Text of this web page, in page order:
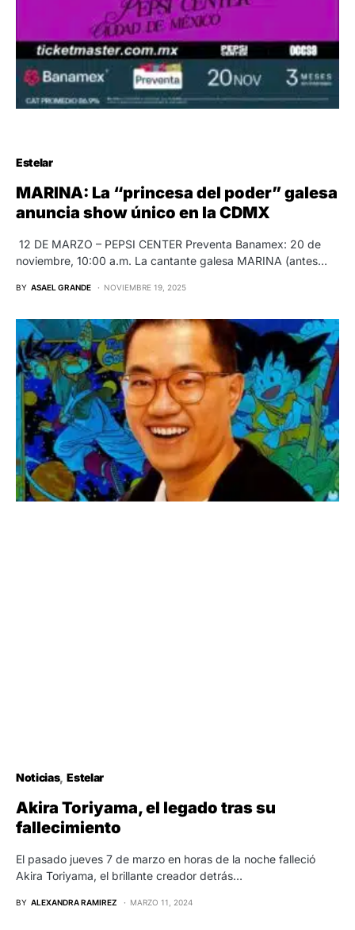
Estelar
MARINA: La “princesa del poder” galesa
anuncia show único en la CDMX
12 DE MARZO – PEPSI CENTER Preventa Banamex: 20 de
noviembre, 10:00 a.m. La cantante galesa MARINA (antes…
BY ASAEL GRANDE NOVIEMBRE 19, 2025
Noticias Estelar
Akira Toriyama, el legado tras su
fallecimiento
El pasado jueves 7 de marzo en horas de la noche falleció
Akira Toriyama, el brillante creador detrás…
BY ALEXANDRA RAMIREZ MARZO 11, 2024